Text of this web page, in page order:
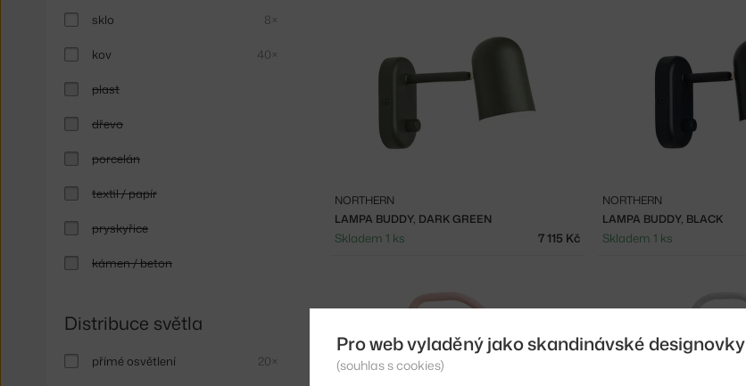
sklo 8×
kov 40×
plast
dřevo
porcelán
textil / papír
pryskyřice
kámen / beton
Distribuce světla
přímé osvětlení 20×
LAMPA BUDDY, DARK GREEN
NORTHERN
Skladem 1 ks 7 115 Kč
LAMPA BUDDY, BLACK
NORTHERN
Skladem 1 ks
Pro web vyladěný jako skandinávské designovky
(souhlas s cookies)